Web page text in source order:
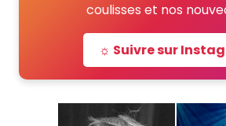
coulisses et nos
☼ Suivre sur